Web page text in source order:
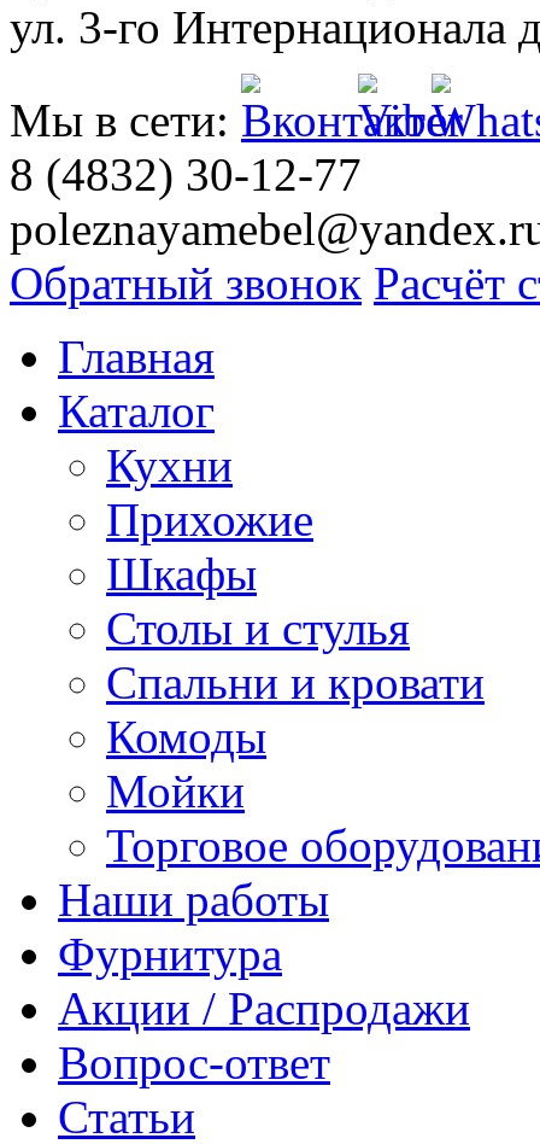
ул. 3-го Интернационала
Мы в сети:
8 (4832) 30-12-77
Обратный звонок Расчёт
Главная
Каталог
Кухни
Прихожие
Шкафы
Столы и стулья
Спальни и кровати
Комоды
Мойки
Торговое
Наши работы
Фурнитура
Акции / Распродажи
Вопрос-ответ
Статьи